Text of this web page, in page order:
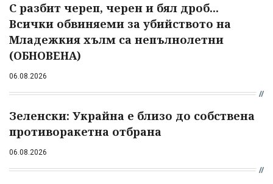
С разбит череп, черен и бял дроб...
Всички обвиняеми за убийството на
Младежкия хълм са непълнолетни
(ОБНОВЕНА)
06.08.2026
Зеленски: Украйна е близо до собствена
противоракетна отбрана
06.08.2026